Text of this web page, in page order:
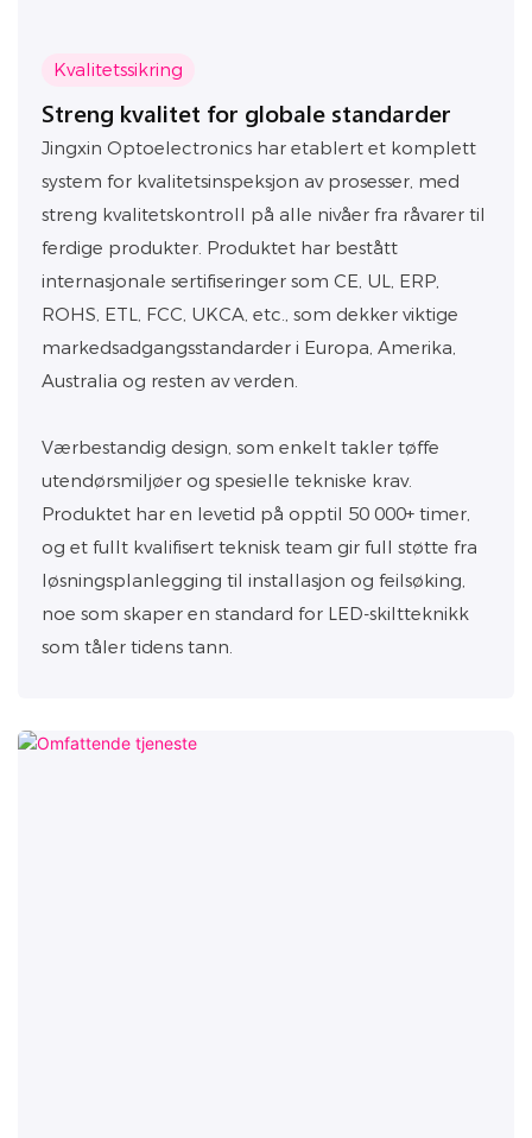
Kvalitetssikring
Streng kvalitet for globale standarder
Jingxin Optoelectronics har etablert et komplett
system for kvalitetsinspeksjon av prosesser, med
streng kvalitetskontroll på alle nivåer fra råvarer til
ferdige produkter. Produktet har bestått
internasjonale sertifiseringer som CE, UL, ERP,
ROHS, ETL, FCC, UKCA, etc., som dekker viktige
markedsadgangsstandarder i Europa, Amerika,
Australia og resten av verden.
Værbestandig design, som enkelt takler tøffe
utendørsmiljøer og spesielle tekniske krav.
Produktet har en levetid på opptil 50 000+ timer,
og et fullt kvalifisert teknisk team gir full støtte fra
løsningsplanlegging til installasjon og feilsøking,
noe som skaper en standard for LED-skiltteknikk
som tåler tidens tann.